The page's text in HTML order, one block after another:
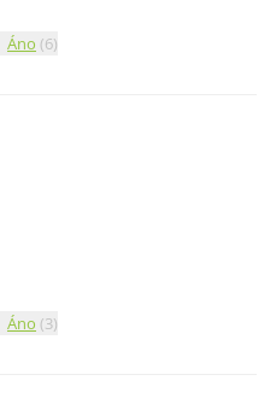
Áno (6)
Áno (3)